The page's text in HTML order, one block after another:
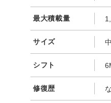
最大積載量
サイズ
シフト
修復歴